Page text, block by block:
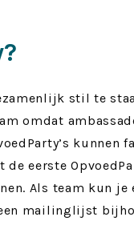
stil te
omdat
kunnen
de eerste
Als team kun je
mailinglijst